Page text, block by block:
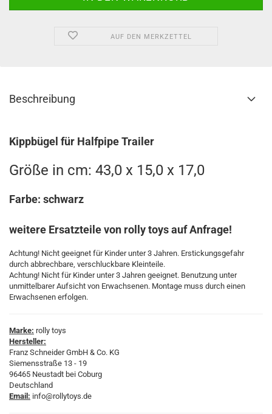
AUF DEN MERKZETTEL
Beschreibung
Kippbügel für Halfpipe Trailer
Größe in cm: 43,0 x 15,0 x 17,0
Farbe: schwarz
weitere Ersatzteile von rolly toys auf Anfrage!
Achtung! Nicht geeignet für Kinder unter 3 Jahren. Erstickungsgefahr
durch abbrechbare, verschluckbare Kleinteile.
Achtung! Nicht für Kinder unter 3 Jahren geeignet. Benutzung unter
unmittelbarer Aufsicht von Erwachsenen. Montage muss durch einen
Erwachsenen erfolgen.
Marke: rolly toys
Hersteller:
Franz Schneider GmbH & Co. KG
Siemensstraße 13 - 19
96465 Neustadt bei Coburg
Deutschland
Email: info@rollytoys.de